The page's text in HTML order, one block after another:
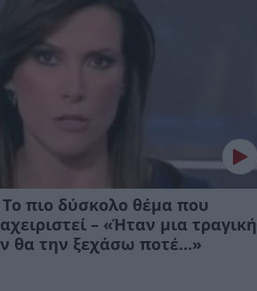
πιο δύσκολο θέμα που
– «Ήταν μια τραγική
θα την ξεχάσω ποτέ…»